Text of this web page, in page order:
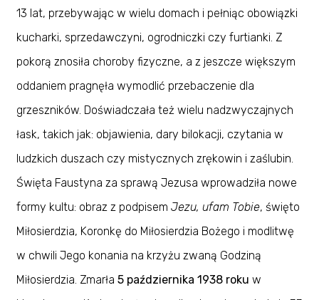
13 lat, przebywając w wielu domach i pełniąc obowiązki
kucharki, sprzedawczyni, ogrodniczki czy furtianki. Z
pokorą znosiła choroby fizyczne, a z jeszcze większym
oddaniem pragnęła wymodlić przebaczenie dla
grzeszników. Doświadczała też wielu nadzwyczajnych
łask, takich jak: objawienia, dary bilokacji, czytania w
ludzkich duszach czy mistycznych zrękowin i zaślubin.
Święta Faustyna za sprawą Jezusa wprowadziła nowe
formy kultu: obraz z podpisem Jezu, ufam Tobie, święto
Miłosierdzia, Koronkę do Miłosierdzia Bożego i modlitwę
w chwili Jego konania na krzyżu zwaną Godziną
Miłosierdzia. Zmarła 5 października 1938 roku w